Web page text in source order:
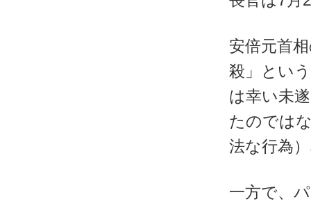
安倍元首
殺」とい
は幸い未
たのでは
法な行為
一方で、